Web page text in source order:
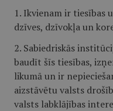
1. Ikvienam ir tiesības
dzīves, dzīvokļa un
2. Sabiedriskās
baudīt šīs tiesības,
likumā un ir
aizstāvētu valsts
valsts labklājības